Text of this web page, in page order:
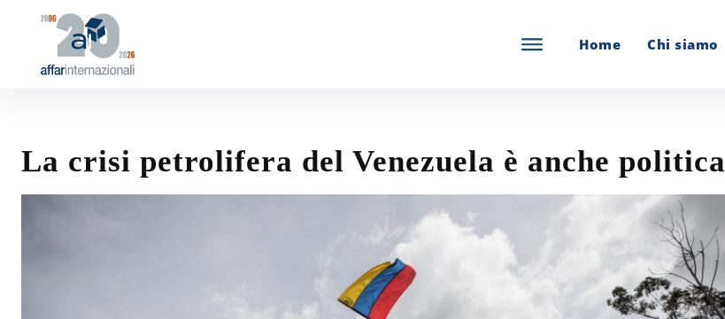
Home Chi siamo
La crisi petrolifera del Venezuela è anche politica